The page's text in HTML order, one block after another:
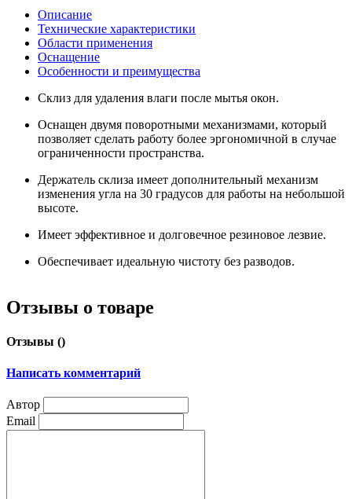
Описание
Технические характеристики
Области применения
Оснащение
Особенности и преимущества
Склиз для удаления влаги после мытья окон.
Оснащен двумя поворотными механизмами, который
позволяет сделать работу более эргономичной в случае
ограниченности пространства.
Держатель склиза имеет дополнительный механизм
изменения угла на 30 градусов для работы на небольшой
высоте.
Имеет эффективное и долговечное резиновое лезвие.
Обеспечивает идеальную чистоту без разводов.
Отзывы о товаре
Отзывы ()
Написать комментарий
Автор
Email